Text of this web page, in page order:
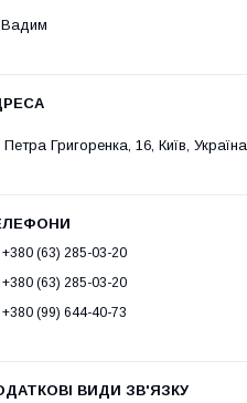
Вадим
Петра Григоренка, 16, Київ, Україна
+380 (63) 285-03-20
+380 (63) 285-03-20
+380 (99) 644-40-73